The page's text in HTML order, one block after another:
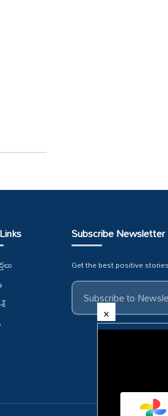
Subscribe Newsletter
Get the best positive
×